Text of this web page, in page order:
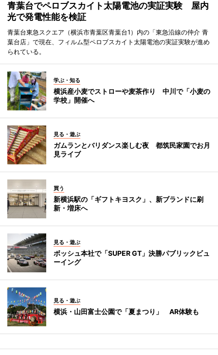
青葉台でペロブスカイト太陽電池の実証実験 屋内
光で発電性能を検証
青葉台東急スクエア（横浜市青葉区青葉台1）内の「東急沿線の仲介 青
葉台店」で現在、フィルム型ペロブスカイト太陽電池の実証実験が進め
られている。
学ぶ・知る
横浜産小麦でストローや麦茶作り 中川で「小麦の
学校」開催へ
見る・遊ぶ
ガムランとバリダンス楽しむ夜 都筑民家園でお月
見ライブ
買う
新横浜駅の「ギフトキヨスク」、新ブランドに刷
新・増床へ
見る・遊ぶ
ボッシュ本社で「SUPER GT」決勝パブリックビュ
ーイング
見る・遊ぶ
横浜・山田富士公園で「夏まつり」 AR体験も